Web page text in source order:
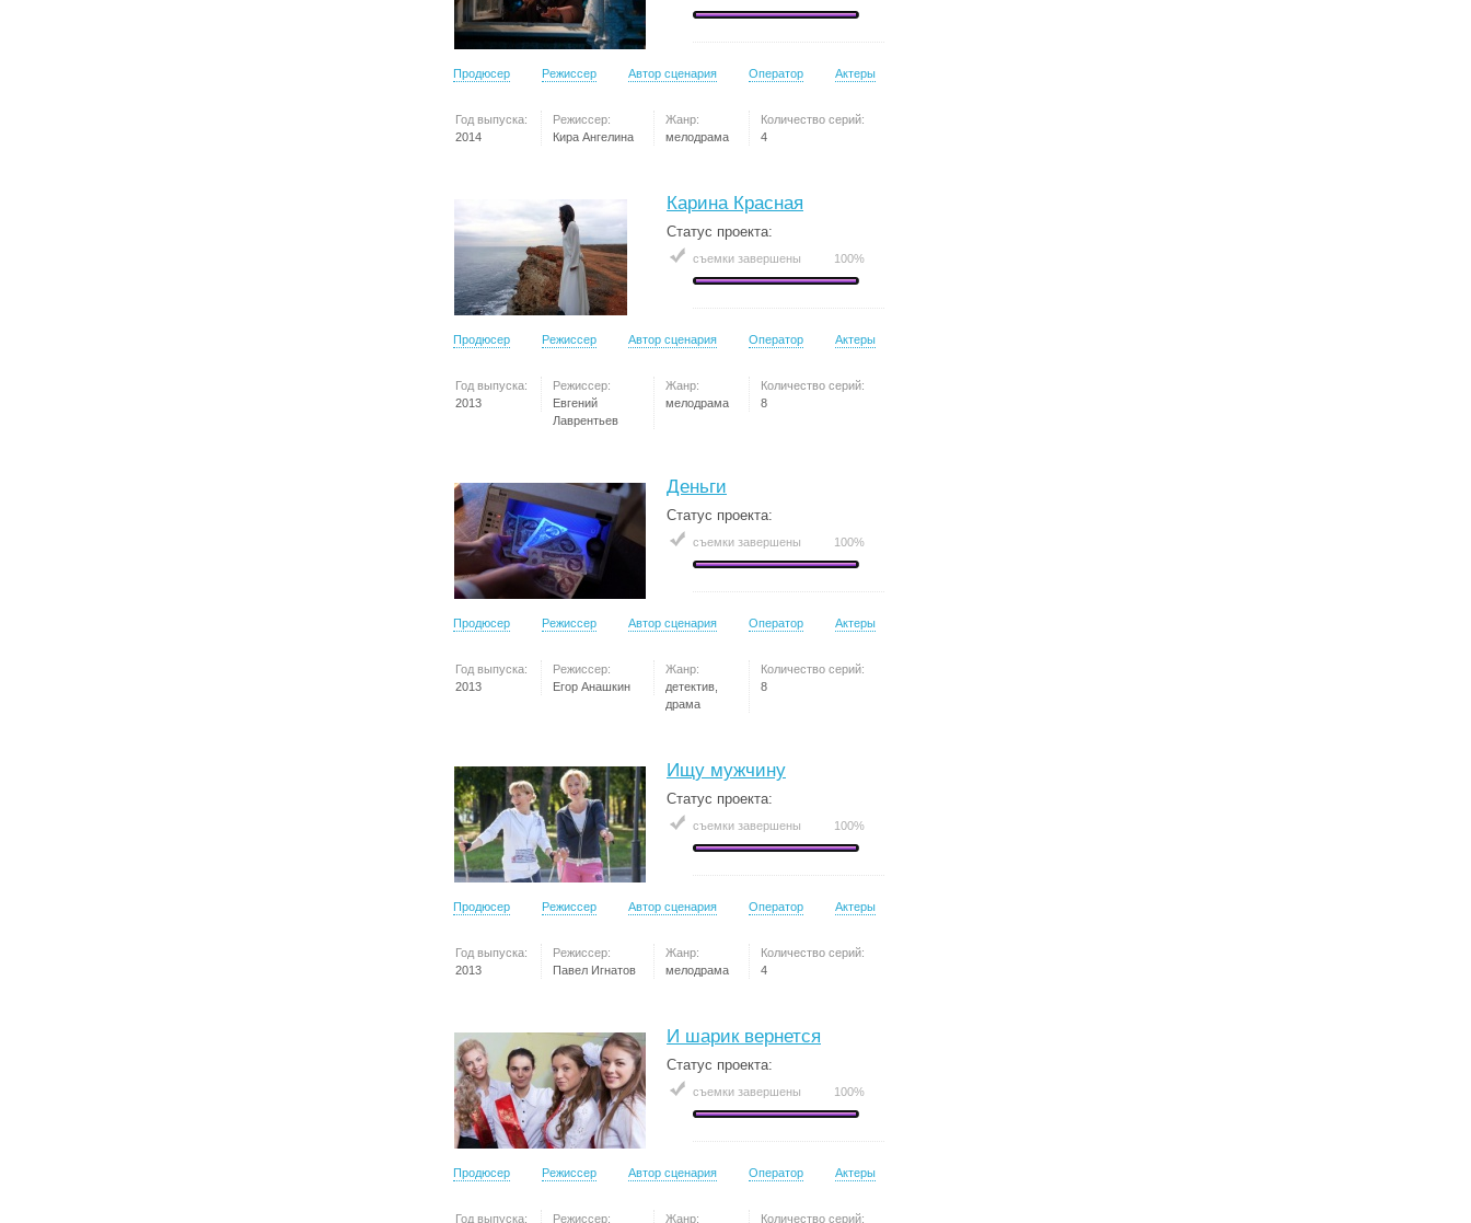
Продюсер Режиссер Автор сценария Оператор Актеры
Год выпуска:
2014
Режиссер:
Кира Ангелина
Жанр:
мелодрама
Количество серий:
4
Карина Красная
Статус проекта:
съемки завершены 100%
Продюсер Режиссер Автор сценария Оператор Актеры
Год выпуска:
2013
Режиссер:
Евгений
Лаврентьев
Жанр:
мелодрама
Количество серий:
8
Деньги
Статус проекта:
съемки завершены 100%
Продюсер Режиссер Автор сценария Оператор Актеры
Год выпуска:
2013
Режиссер:
Егор Анашкин
Жанр:
детектив,
драма
Количество серий:
8
Ищу мужчину
Статус проекта:
съемки завершены 100%
Продюсер Режиссер Автор сценария Оператор Актеры
Год выпуска:
2013
Режиссер:
Павел Игнатов
Жанр:
мелодрама
Количество серий:
4
И шарик вернется
Статус проекта:
съемки завершены 100%
Продюсер Режиссер Автор сценария Оператор Актеры
Год выпуска: Режиссер: Жанр: Количество серий: